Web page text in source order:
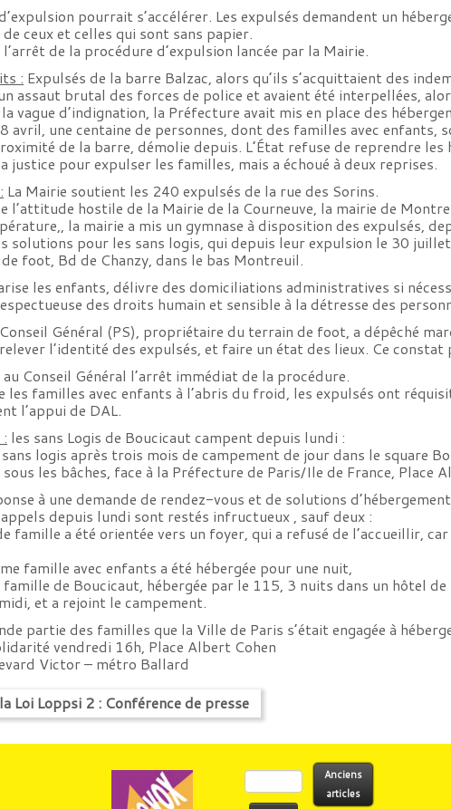
pourrait s’accélérer. Les expulsés demandent un
ceux et celles qui sont sans papier.
de la procédure d’expulsion lancée par la Mairie.
: Expulsés de la barre Balzac, alors qu’ils s’acquittaient des
assaut brutal des forces de police et avaient été interpellées,
vague d’indignation, la Préfecture avait mis en place des
avril, une centaine de personnes, dont des familles avec enfants,
de la barre, démolie depuis. L’État refuse de reprendre les
justice pour expulser les familles, mais a échoué à deux reprises.
La Mairie soutient les 240 expulsés de la rue des Sorins.
l’attitude hostile de la Mairie de la Courneuve, la mairie de
la mairie a mis un gymnase à disposition des expulsés,
solutions pour les sans logis, qui depuis leur expulsion le 30
foot, Bd de Chanzy, dans le bas Montreuil.
les enfants, délivre des domiciliations administratives si
des droits humain et sensible à la détresse des
Général (PS), propriétaire du terrain de foot, a dépêché
l’identité des expulsés, et faire un état des lieux. Ce constat
au Conseil Général l’arrêt immédiat de la procédure.
familles avec enfants à l’abris du froid, les expulsés ont
l’appui de DAL.
les sans Logis de Boucicaut campent depuis lundi :
logis après trois mois de campement de jour dans le square
les bâches, face à la Préfecture de Paris/Ile de France, Place
à une demande de rendez-vous et de solutions
depuis lundi sont restés infructueux , sauf deux :
famille a été orientée vers un foyer, qui a refusé de l’accueillir,
famille avec enfants a été hébergée pour une nuit,
de Boucicaut, hébergée par le 115, 3 nuits dans un hôtel
et a rejoint le campement.
partie des familles que la Ville de Paris s’était engagée à
vendredi 16h, Place Albert Cohen
Victor – métro Ballard
Loi Loppsi 2 : Conférence de presse
Rechercher :
Anciens
articles